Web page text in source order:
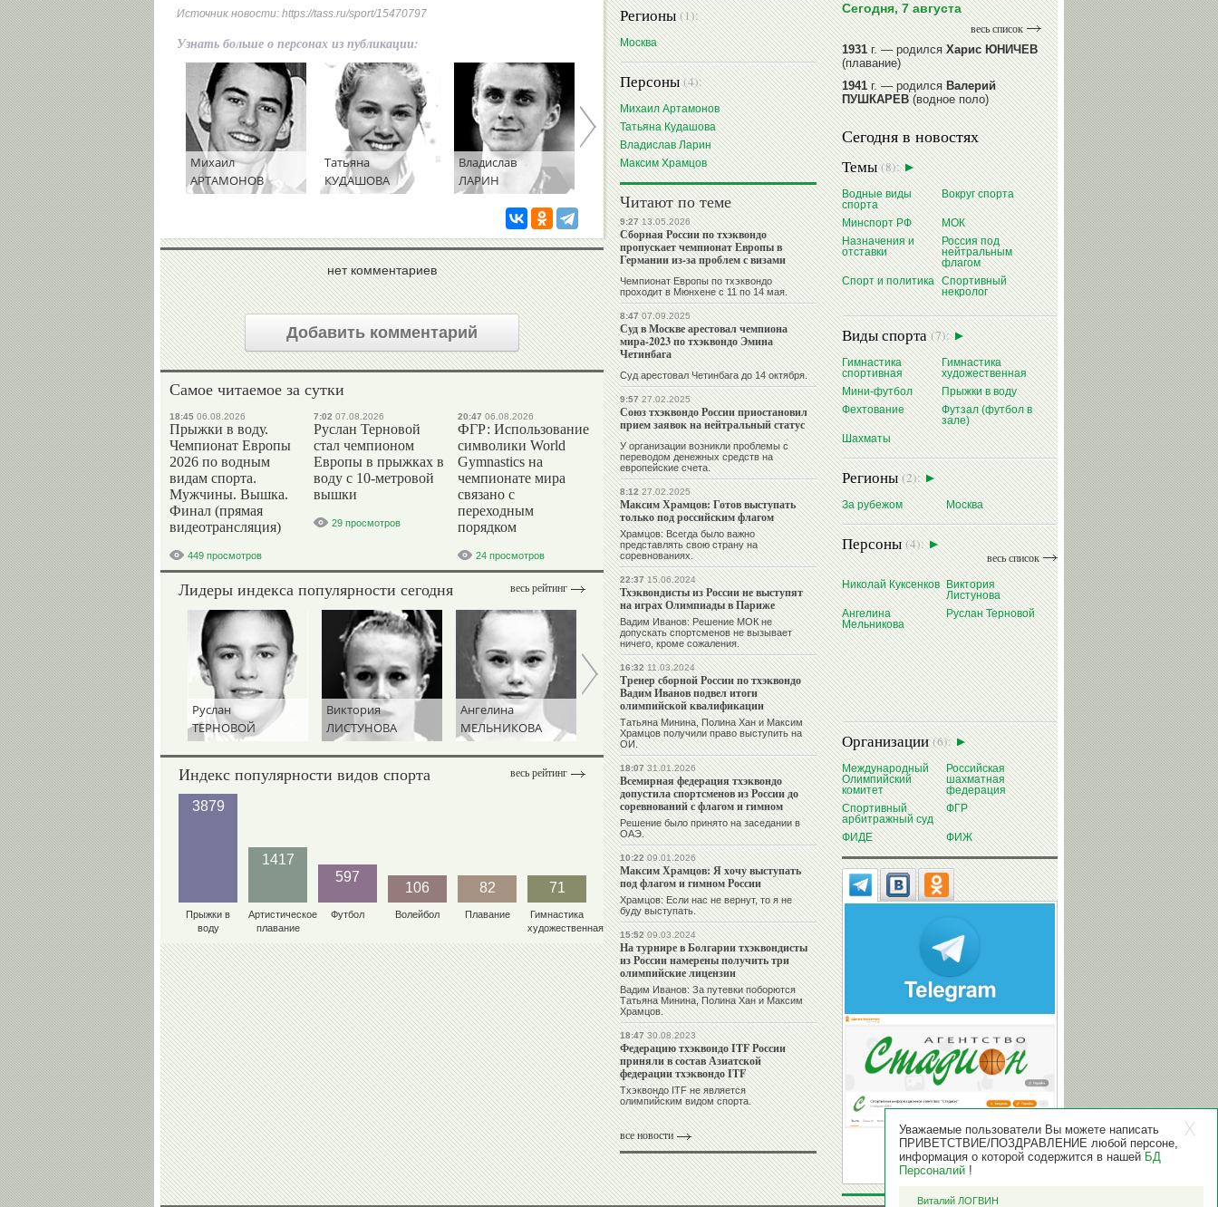
Источник новости: https://tass.ru/sport/15470797
Узнать больше о персонах из публикации:
Михаил
АРТАМОНОВ
Татьяна
КУДАШОВА
Владислав
ЛАРИН
Максим
ХРАМЦОВ
нет комментариев
Добавить комментарий
Самое читаемое за сутки
18:45 06.08.2026
Прыжки в воду.
Чемпионат Европы
2026 по водным
видам спорта.
Мужчины. Вышка.
Финал (прямая
видеотрансляция)
449 просмотров
7:02 07.08.2026
Руслан Терновой
стал чемпионом
Европы в прыжках в
воду с 10-метровой
вышки
29 просмотров
20:47 06.08.2026
ФГР: Использование
символики World
Gymnastics на
чемпионате мира
связано с
переходным
порядком
24 просмотров
весь рейтинг
Лидеры индекса популярности сегодня
Руслан
ТЕРНОВОЙ
Виктория
ЛИСТУНОВА
Ангелина
МЕЛЬНИКОВА
Николай
КУКСЕНКОВ
весь рейтинг
Индекс популярности видов спорта
3879
Прыжки в
воду
1417
Артистическое
плавание
597
Футбол
106
Волейбол
82
Плавание
71
Гимнастика
художественная
Регионы(1):
Москва
Персоны(4):
Михаил Артамонов
Татьяна Кудашова
Владислав Ларин
Максим Храмцов
Читают по теме
9:2713.05.2026
Сборная России по тхэквондо
пропускает чемпионат Европы в
Германии из-за проблем с визами
Чемпионат Европы по тхэквондо
проходит в Мюнхене с 11 по 14 мая.
8:4707.09.2025
Суд в Москве арестовал чемпиона
мира-2023 по тхэквондо Эмина
Четинбага
Суд арестовал Четинбага до 14 октября.
9:5727.02.2025
Союз тхэквондо России приостановил
прием заявок на нейтральный статус
У организации возникли проблемы с
переводом денежных средств на
европейские счета.
8:1227.02.2025
Максим Храмцов: Готов выступать
только под российским флагом
Храмцов: Всегда было важно
представлять свою страну на
соревнованиях.
22:3715.06.2024
Тхэквондисты из России не выступят
на играх Олимпиады в Париже
Вадим Иванов: Решение МОК не
допускать спортсменов не вызывает
ничего, кроме сожаления.
16:3211.03.2024
Тренер сборной России по тхэквондо
Вадим Иванов подвел итоги
олимпийской квалификации
Татьяна Минина, Полина Хан и Максим
Храмцов получили право выступить на
ОИ.
18:0731.01.2026
Всемирная федерация тхэквондо
допустила спортсменов из России до
соревнований с флагом и гимном
Решение было принято на заседании в
ОАЭ.
10:2209.01.2026
Максим Храмцов: Я хочу выступать
под флагом и гимном России
Храмцов: Если нас не вернут, то я не
буду выступать.
15:5209.03.2024
На турнире в Болгарии тхэквондисты
из России намерены получить три
олимпийские лицензии
Вадим Иванов: За путевки поборются
Татьяна Минина, Полина Хан и Максим
Храмцов.
18:4730.08.2023
Федерацию тхэквондо ITF России
приняли в состав Азиатской
федерации тхэквондо ITF
Тхэквондо ITF не является
олимпийским видом спорта.
все новости
Сегодня, 7 августа
весь список
1931г. — родилсяХарис ЮНИЧЕВ
(плавание)
1941г. — родилсяВалерий
ПУШКАРЕВ(водное поло)
1947г. — родилсяВалерий
ИЛЬИНЫХ(гимнастика спортивная)
1954г. — родилсяВалерий
ГАЗЗАЕВ(футбол)
1956г. — родилсяВладимир
РЫБАКОВ(легкая атлетика)
читать далее
Сегодня в новостях
Темы(8):
Водные виды
спорта
Вокруг спорта
Минспорт РФ
МОК
Назначения и
отставки
Россия под
нейтральным
флагом
Спорт и политика Спортивный
некролог
Виды спорта(7):
Гимнастика
спортивная
Гимнастика
художественная
Мини-футбол
Прыжки в воду
Фехтование
Футзал (футбол в
зале)
Шахматы
Регионы(2):
За рубежом Москва
Персоны(4):
весь список
Николай Куксенков Виктория
Листунова
Ангелина
Мельникова
Руслан Терновой
Организации(6):
Международный
Олимпийский
комитет
Российская
шахматная
федерация
Спортивный
арбитражный суд
ФГР
ФИДЕ ФИЖ
Уважаемые пользователи Вы можете написать
ПРИВЕТСТВИЕ/ПОЗДРАВЛЕНИЕ любой персоне,
информация о которой содержится в нашей БД
Персоналий !
Виталий ЛОГВИН